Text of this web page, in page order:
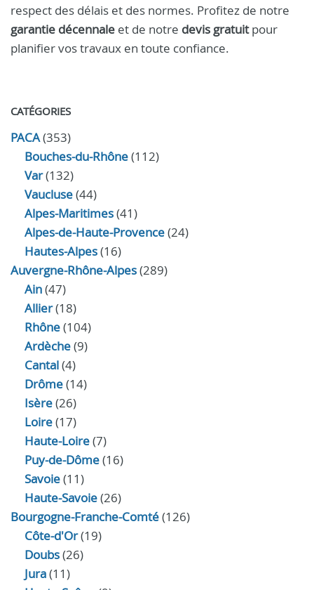
respect des délais et des normes. Profitez de notre
garantie décennale et de notre devis gratuitpour
planifier vos travaux en toute confiance.
CATÉGORIES
PACA(353)
Bouches-du-Rhône(112)
Var(132)
Vaucluse(44)
Alpes-Maritimes(41)
Alpes-de-Haute-Provence(24)
Hautes-Alpes(16)
Auvergne-Rhône-Alpes(289)
Ain(47)
Allier(18)
Rhône(104)
Ardèche(9)
Cantal(4)
Drôme(14)
Isère(26)
Loire(17)
Haute-Loire(7)
Puy-de-Dôme(16)
Savoie(11)
Haute-Savoie(26)
Bourgogne-Franche-Comté(126)
Côte-d'Or(19)
Doubs(26)
Jura(11)